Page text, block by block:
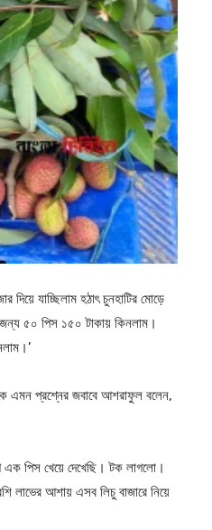
যাচ্ছিলাম হঠাৎ চুনহাটির মোড়ে
জন্য ৫০ পিস ১৫০ টাকায় কিনলাম।
এমন প্রশ্নের জবাবে আশরাফুল বলেন,
এক পিস খেয়ে দেখেছি। টক লাগলো।
লাভের আশায় এসব লিচু বাজারে নিয়ে